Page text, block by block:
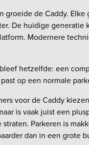
groeide de Caddy. Elke
De huidige generatie
Modernere
hetzelfde: een
op een normale
voor de Caddy
is vaak juist een
Parkeren is
dan in een grote